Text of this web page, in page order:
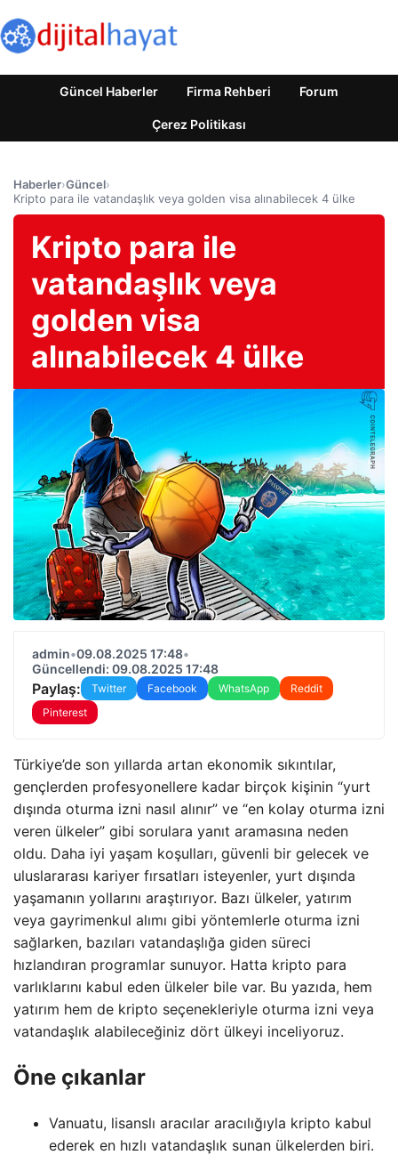
Güncel Haberler Firma Rehberi Forum
Çerez Politikası
Haberler›Güncel›
Kripto para ile vatandaşlık veya golden visa alınabilecek 4 ülke
Kripto para ile
vatandaşlık veya
golden visa
alınabilecek 4 ülke
admin•09.08.2025 17:48•
Güncellendi: 09.08.2025 17:48
Paylaş: Twitter Facebook WhatsApp
Reddit
Pinterest
Türkiye’de son yıllarda artan ekonomik sıkıntılar,
gençlerden profesyonellere kadar birçok kişinin “yurt
dışında oturma izni nasıl alınır” ve “en kolay oturma izni
veren ülkeler” gibi sorulara yanıt aramasına neden
oldu. Daha iyi yaşam koşulları, güvenli bir gelecek ve
uluslararası kariyer fırsatları isteyenler, yurt dışında
yaşamanın yollarını araştırıyor. Bazı ülkeler, yatırım
veya gayrimenkul alımı gibi yöntemlerle oturma izni
sağlarken, bazıları vatandaşlığa giden süreci
hızlandıran programlar sunuyor. Hatta kripto para
varlıklarını kabul eden ülkeler bile var. Bu yazıda, hem
yatırım hem de kripto seçenekleriyle oturma izni veya
vatandaşlık alabileceğiniz dört ülkeyi inceliyoruz.
Öne çıkanlar
Vanuatu, lisanslı aracılar aracılığıyla kripto kabul
ederek en hızlı vatandaşlık sunan ülkelerden biri.